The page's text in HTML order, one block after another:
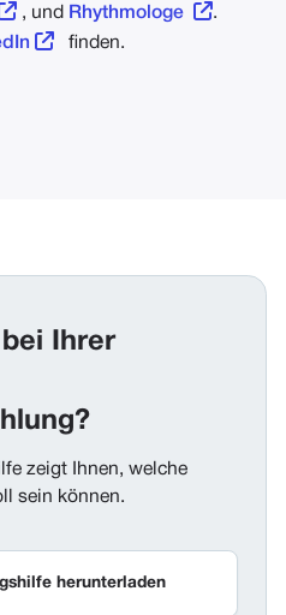
, und Rhythmologe .
 finden.
Ihrer
zeigt Ihnen, welche
sein können.
herunterladen